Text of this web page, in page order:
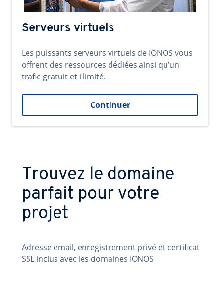
Serveurs virtuels
Les puissants serveurs virtuels de IONOS vous
offrent des ressources dédiées ainsi qu’un
trafic gratuit et illimité.
Continuer
Trouvez le domaine
parfait pour votre
projet
Adresse email, enregistrement privé et certificat
SSL inclus avec les domaines IONOS